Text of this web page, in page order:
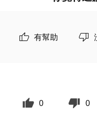
有幫助
0 0